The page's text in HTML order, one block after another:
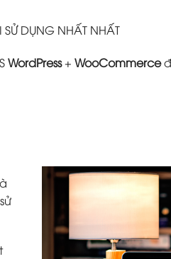
DỤNG NHẤT NHẤT
WordPress+ WooCommerce